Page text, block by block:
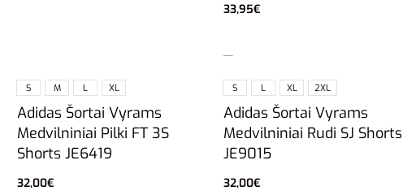
33,95€
S M L XL
Adidas Šortai Vyrams
Medvilniniai Pilki FT 3S
Shorts JE6419
32,00€
S L XL 2XL
Adidas Šortai Vyrams
Medvilniniai Rudi SJ Shorts
JE9015
32,00€